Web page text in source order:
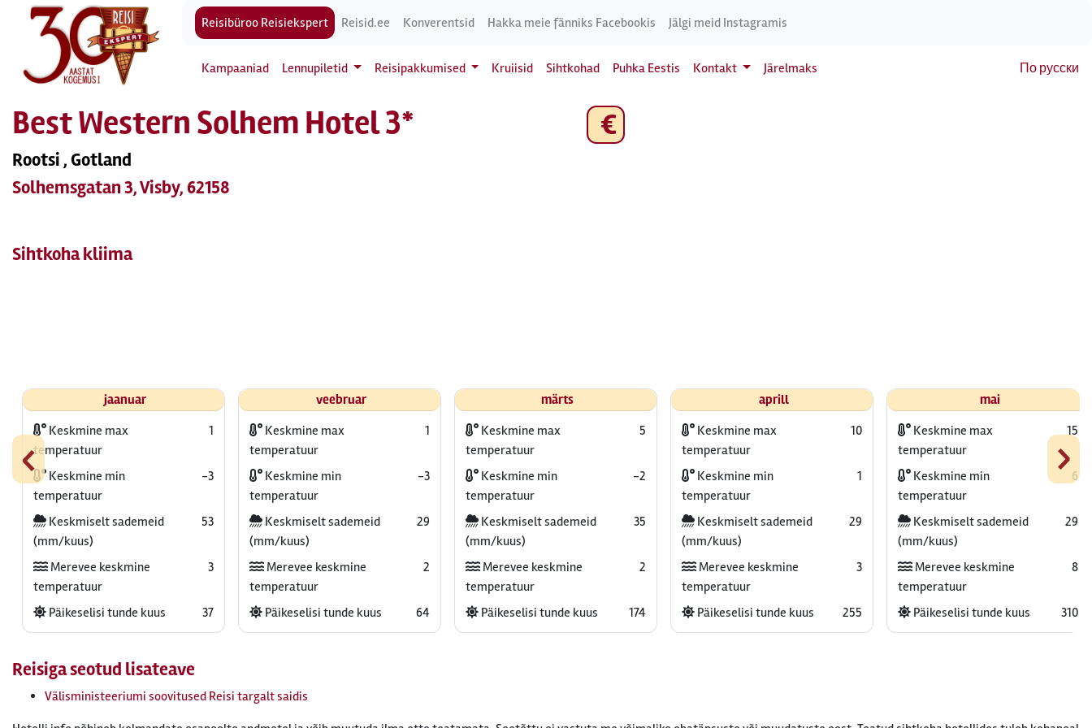
Reisibüroo Reisiekspert Reisid.ee Konverentsid Hakka meie fänniks Facebookis Jälgi meid Instagramis
Kampaaniad Lennupiletid Reisipakkumised Kruiisid Sihtkohad Puhka Eestis Kontakt Järelmaks По русски
Best Western Solhem Hotel 3*
Rootsi , Gotland
Solhemsgatan 3, Visby, 62158
€
Sihtkoha kliima
‹ ›
jaanuar
Keskmine max
temperatuur
1
Keskmine min
temperatuur
-3
Keskmiselt sademeid
(mm/kuus)
53
Merevee keskmine
temperatuur
3
Päikeselisi tunde kuus 37
veebruar
Keskmine max
temperatuur
1
Keskmine min
temperatuur
-3
Keskmiselt sademeid
(mm/kuus)
29
Merevee keskmine
temperatuur
2
Päikeselisi tunde kuus 64
märts
Keskmine max
temperatuur
5
Keskmine min
temperatuur
-2
Keskmiselt sademeid
(mm/kuus)
35
Merevee keskmine
temperatuur
2
Päikeselisi tunde kuus 174
aprill
Keskmine max
temperatuur
10
Keskmine min
temperatuur
1
Keskmiselt sademeid
(mm/kuus)
29
Merevee keskmine
temperatuur
3
Päikeselisi tunde kuus 255
mai
Keskmine max
temperatuur
15
Keskmine min
temperatuur
6
Keskmiselt sademeid
(mm/kuus)
29
Merevee keskmine
temperatuur
8
Päikeselisi tunde kuus 310
Reisiga seotud lisateave
Välisministeeriumi soovitused Reisi targalt saidis